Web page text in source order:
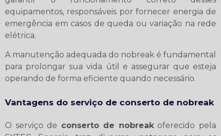
equipamentos, responsáveis por fornecer energia de
emergência em casos de queda ou variação na rede
elétrica.
A manutenção adequada do nobreak é fundamental
para prolongar sua vida útil e assegurar que esteja
operando de forma eficiente quando necessário.
Vantagens do serviço de conserto de nobreak
O serviço de conserto de nobreakoferecido pela